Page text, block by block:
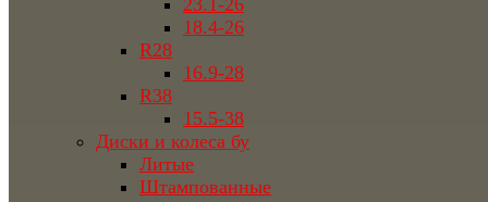
23.1-26
18.4-26
R28
16.9-28
R38
15.5-38
Диски и колеса бу
Литые
Штампованные